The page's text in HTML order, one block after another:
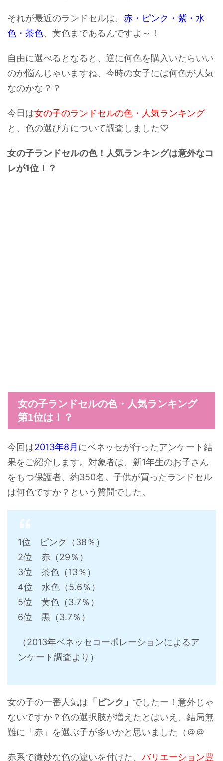
それが最近のランドセルは、 赤・ピンク・紫・水
色・茶色、黄色まであるんですよ～！
自由に選べるとなると、逆に何色を購入いたらいい
のか悩んじゃいますね、今時の女子には何色が人気
なのかな？？
今日は女の子のランドセルの色・人気ランキング
と、色の選び方について調査しました♡
女の子ランドセルの色！人気ランキングは意外なコ
レが1位！？
女の子ランドセルの色・人気ランキング
第1位は！？
今回は2013年8月 にベネッセが行ったアンケート結
果をご紹介します。対象者は、新1年生のお子さん
をもつ保護者、約350名。子供が買ったランドセル
は何色ですか？という質問でした。
1位 ピンク（38％）
2位 赤（29％）
3位 茶色（13％）
4位 水色（5.6％）
5位 黄色（3.7％）
6位 黒（3.7％）
（2013年ベネッセコーポレーションによるア
ンケート調査より）
女の子の一番人気は 「ピンク」 でしたー！意外じゃ
ないですか？色の選択肢が増えたとはいえ、結局無
難に「赤」を選ぶ子が多いかと思いました（＠＠
赤系で微妙な色の違いを付けた、 バリエーション豊